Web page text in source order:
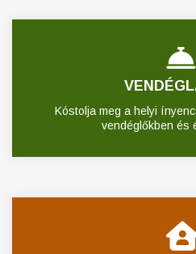
Kóstolja meg a helyi
vendéglőkben és